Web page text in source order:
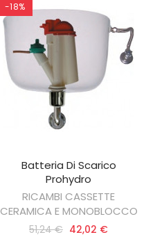
-18%
AGGIUNGI AL CARRELLO
Batteria Di Scarico
Prohydro
RICAMBI CASSETTE
CERAMICA E MONOBLOCCO
51,24 € 42,02 €